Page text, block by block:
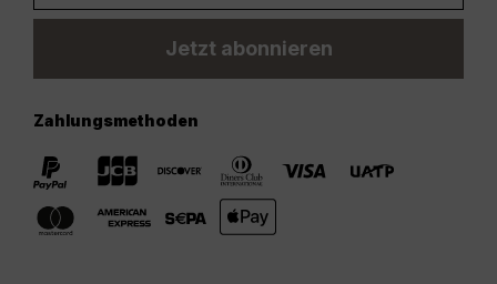
Jetzt abonnieren
Zahlungsmethoden